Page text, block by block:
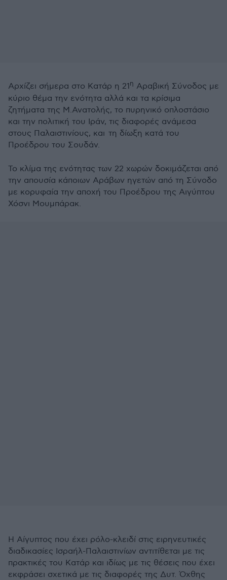
Αρχίζει σήμερα στο Κατάρ η 21η Αραβική Σύνοδος με
κύριο θέμα την ενότητα αλλά και τα κρίσιμα
ζητήματα της Μ.Ανατολής, το πυρηνικό οπλοστάσιο
και την πολιτική του Ιράν, τις διαφορές ανάμεσα
στους Παλαιστινίους, και τη δίωξη κατά του
Προέδρου του Σουδάν.
Το κλίμα της ενότητας των 22 χωρών δοκιμάζεται από
την απουσία κάποιων Αράβων ηγετών από τη Σύνοδο
με κορυφαία την αποχή του Προέδρου της Αιγύπτου
Χόσνι Μουμπάρακ.
Η Αίγυπτος που έχει ρόλο-κλειδί στις ειρηνευτικές
διαδικασίες Ισραήλ-Παλαιστινίων αντιτίθεται με τις
πρακτικές του Κατάρ και ιδίως με τις θέσεις που έχει
εκφράσει σχετικά με τις διαφορές της Δυτ. Όχθης